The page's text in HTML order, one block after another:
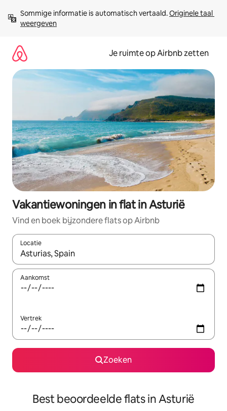
direct
naar
Sommige informatie is automatisch vertaald. Originele taal
weergeven
Je ruimte op Airbnb zetten
Vakantiewoningen in flat in Asturië
Vind en boek bijzondere flats op Airbnb
Locatie
Wanneer er suggesties beschikbaar zijn, maak je een keuze
Aankomst
Vertrek
Zoeken
Best beoordeelde flats in Asturië